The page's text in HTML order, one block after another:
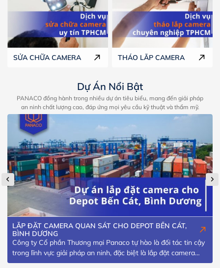
SỬA CHỮA CAMERA THÁO LẮP CAMERA
Dự Án Nổi Bật
PANACO đồng hành trong nhiều dự án tiêu biểu, mang đến giải pháp
an ninh chất lượng cao, đáp ứng mọi yêu cầu kỹ thuật và thẩm mỹ.
LẮP ĐẶT CAMERA QUAN SÁT CHO DEPOT BẾN CÁT,
BÌNH DƯƠNG
Công ty Cổ phần Thương mại Panaco tự hào là đối tác tin cậy
trong lĩnh vực giải pháp an ninh, đặc biệt là lắp đặt camera
quan sát chuyên nghiệp. Trong suốt hành trình phát triển,